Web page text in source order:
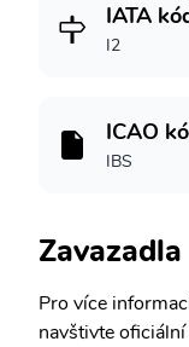
IATA
I2
ICAO
IBS
Zavazadla
Pro více
navštivte